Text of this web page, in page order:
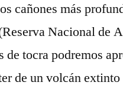
cañones más
Nacional de
tocra podremos
de un volcán extinto